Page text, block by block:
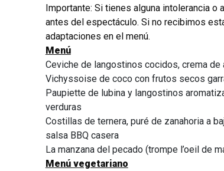
Importante: Si tienes alguna intolerancia o
antes del espectáculo. Si no recibimos
adaptaciones en el menú.
Menú
Ceviche de langostinos cocidos, crema
Vichyssoise de coco con frutos secos
Paupiette de lubina y langostinos
verduras
Costillas de ternera, puré de zanahoria a
salsa BBQ casera
La manzana del pecado (trompe l’oeil de
Menú vegetariano